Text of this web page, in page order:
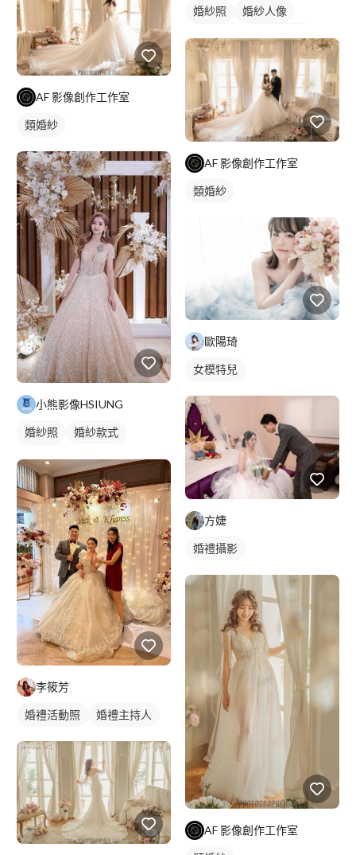
AF 影像創作工作室
類婚紗
小熊影像HSIUNG
婚紗照
婚紗款式
類婚紗
李筱芳
婚禮活動照 婚禮主持人
婚紗照
婚紗人像
閨蜜婚紗
情侶婚紗照
婚禮平面攝影
AF 影像創作工作室
類婚紗
歐陽琦
女模特兒
方婕
婚禮攝影
AF 影像創作工作室